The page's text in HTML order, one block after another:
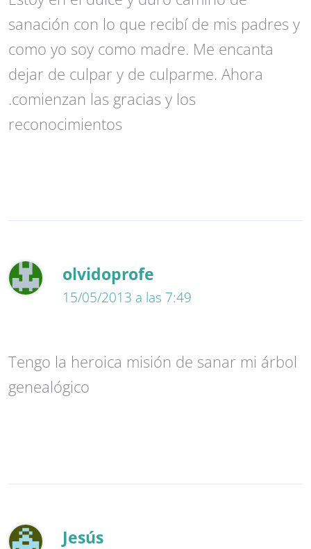
sanación con lo que recibí de mis padres y
como yo soy como madre. Me encanta
dejar de culpar y de culparme. Ahora
.comienzan las gracias y los
reconocimientos
olvidoprofe
15/05/2013 a las 7:49
Tengo la heroica misión de sanar mi árbol
genealógico
Jesús